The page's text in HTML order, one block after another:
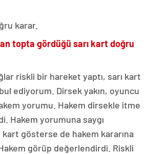
karar.
topta gördüğü sarı kart doğru
riskli bir hareket yaptı, sarı kart
ediyorum. Dirsek yakın, oyuncu
yorumu. Hakem dirsekle itme
Hakem yorumuna saygı
kart gösterse de hakem kararına
görüp değerlendirdi. Riskli